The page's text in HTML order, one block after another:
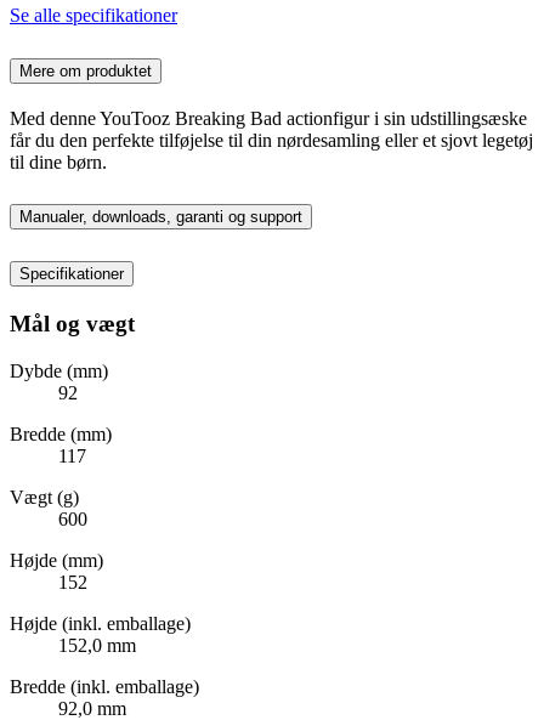
Se alle specifikationer
Mere om produktet
Med denne YouTooz Breaking Bad actionfigur i sin udstillingsæske
får du den perfekte tilføjelse til din nørdesamling eller et sjovt legetøj
til dine børn.
Manualer, downloads, garanti og support
Specifikationer
Mål og vægt
Dybde (mm)
92
Bredde (mm)
117
Vægt (g)
600
Højde (mm)
152
Højde (inkl. emballage)
152,0 mm
Bredde (inkl. emballage)
92,0 mm